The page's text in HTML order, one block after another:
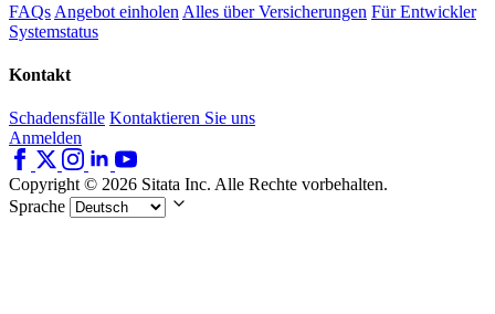
FAQs Angebot einholen Alles über Versicherungen Für Entwickler
Systemstatus
Kontakt
Schadensfälle Kontaktieren Sie uns
Anmelden
Copyright © 2026 Sitata Inc. Alle Rechte vorbehalten.
Sprache